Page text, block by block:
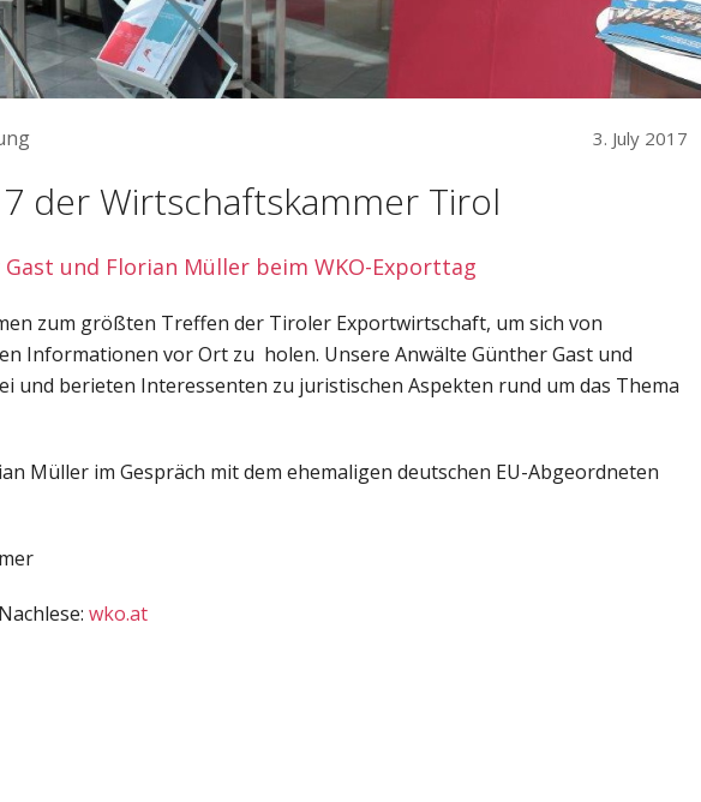
3. July 2017
der Wirtschaftskammer Tirol
Gast und Florian Müller beim WKO-Exporttag
zum größten Treffen der Tiroler Exportwirtschaft, um sich von
Informationen vor Ort zu holen. Unsere Anwälte Günther Gast und
und berieten Interessenten zu juristischen Aspekten rund um das Thema
Müller im Gespräch mit dem ehemaligen deutschen EU-Abgeordneten
wko.at